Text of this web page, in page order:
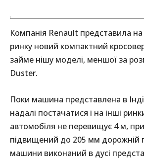
Компанія Renault представила на
ринку новий компактний
займе нішу моделі, меншої за
Duster.
Поки машина представлена в
надалі постачатися і на інші
автомобіля не перевищує 4 м,
підвищений до 205 мм дорожній
машини виконаний в дусі